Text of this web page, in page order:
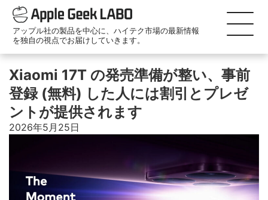
アップル社の製品を中心に、ハイテク市場の最新情報
を独自の視点でお届けしていきます。
Xiaomi 17T の発売準備が整い、事前
登録 (無料) した人には割引とプレゼ
ントが提供されます
2026年5月25日